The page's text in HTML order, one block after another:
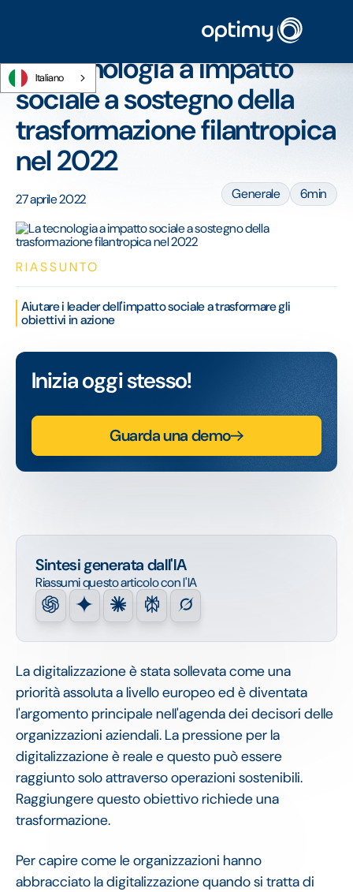
Italiano
La tecnologia a impatto sociale a sostegno della trasformazione
La tecnologia a impatto
sociale a sostegno della
trasformazione filantropica
nel 2022
27 aprile 2022 Generale 6min
Sintesi generata dall'IA
Riassumi questo articolo con l'IA
La digitalizzazione è stata sollevata come una
priorità assoluta a livello europeo ed è diventata
l'argomento principale nell'agenda dei decisori delle
organizzazioni aziendali. La pressione per la
digitalizzazione è reale e questo può essere
raggiunto solo attraverso operazioni sostenibili.
Raggiungere questo obiettivo richiede una
trasformazione.
Per capire come le organizzazioni hanno
abbracciato la digitalizzazione quando si tratta di
RIASSUNTO
Aiutare i leader dell'impatto sociale a trasformare gli
obiettivi in azione
Inizia oggi stesso!
Guarda una demo